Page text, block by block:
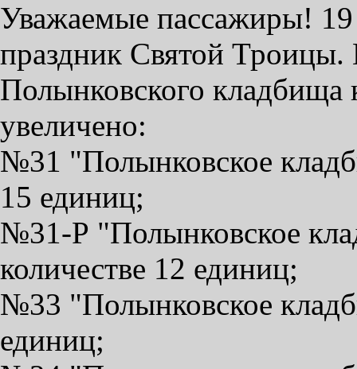
Уважаемые пассажиры! 19
праздник Святой Троицы.
Полынковского кладбища
увеличено:
№31 "Полынковское
15 единиц;
№31-Р "Полынковское
количестве 12 единиц;
№33 "Полынковское
единиц;